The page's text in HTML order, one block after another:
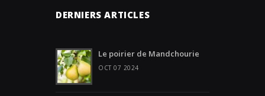
DERNIERS ARTICLES
Le poirier de Mandchourie
OCT 07 2024